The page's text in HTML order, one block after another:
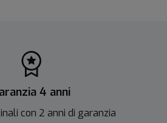
4 anni
con 2 anni di garanzia